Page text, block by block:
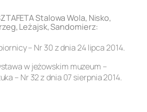
Stalowa Wola, Nisko,
Leżajsk, Sandomierz:
– Nr 30 z dnia 24 lipca 2014.
w jeżowskim muzeum –
– Nr 32 z dnia 07 sierpnia 2014.